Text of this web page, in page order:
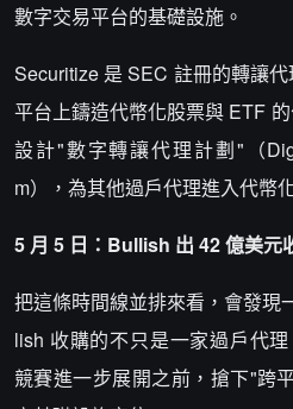
數字交易平台的基礎設施。
Securitize 是 SEC 註冊的轉讓
平台上鑄造代幣化股票與 ETF
設計"數字轉讓代理計劃"（
m），為其他過戶代理進入代幣
5 月 5 日：Bullish 出 42 億美元
把這條時間線並排來看，會發現
lish 收購的不只是一家過戶代
競賽進一步展開之前，搶下"跨